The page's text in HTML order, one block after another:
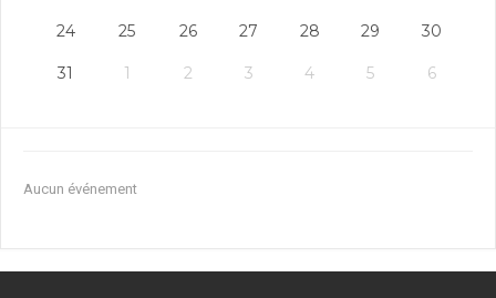
24 25 26 27 28 29 30
31 1 2 3 4 5 6
Aucun événement